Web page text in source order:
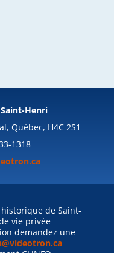
Henri
Québec, H4C 2S1
1318
de Saint-
vie privée
demandez une